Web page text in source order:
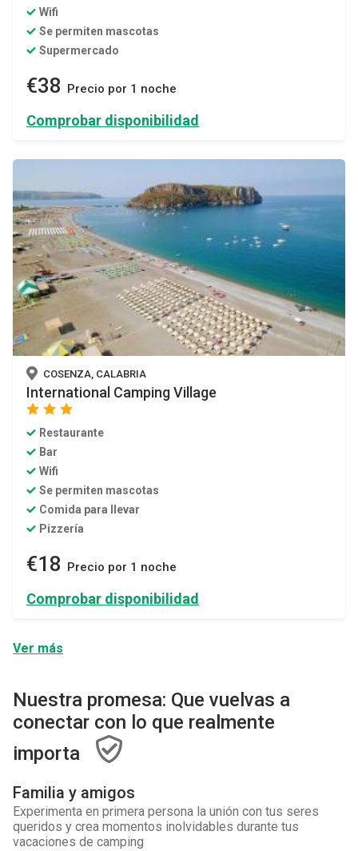
Wifi
Se permiten mascotas
Supermercado
€38 Precio por 1 noche
Comprobar disponibilidad
COSENZA, CALABRIA
International Camping Village
star star
Restaurante
Bar
Wifi
Se permiten mascotas
Comida para llevar
Pizzería
€18 Precio por 1 noche
Comprobar disponibilidad
Ver más
Nuestra promesa: Que vuelvas a
conectar con lo que realmente
importa
Familia y amigos
Experimenta en primera persona la unión con tus seres
queridos y crea momentos inolvidables durante tus
vacaciones de camping